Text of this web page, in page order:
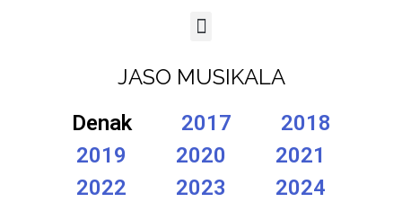
JASO MUSIKALA
Denak 2017
2018
2019
2020
2021
2022
2023
2024